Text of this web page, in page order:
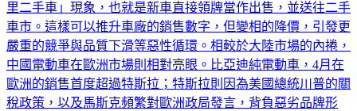
里二手車」現象，也就是新車直接領牌當作出售，並送往二手
車市。這樣可以推升車廠的銷售數字，但變相的降價，引發更
嚴重的競爭與品質下滑等惡性循環。相較於大陸市場的內捲，
中國電動車在歐洲市場則相對亮眼。比亞迪純電動車，4月在
歐洲的銷售首度超過特斯拉；特斯拉則因為美國總統川普的關
稅政策，以及馬斯克頻繁對歐洲政局發言，背負惡劣品牌形